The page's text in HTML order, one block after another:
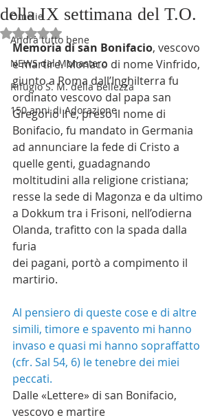
Omelie
Andrà tutto bene
NEWS dal Monastero
Rifugio S. M. della Bellezza
150 anni di Adorazione
della IX settimana del T.O.
Valutazione NaN stelle su 5.
Memoria di san Bonifacio, vescovo
e martire. Monaco di nome Vinfrido,
giunto a Roma dall’Inghilterra fu
ordinato vescovo dal papa san
Gregorio II e, preso il nome di
Bonifacio, fu mandato in Germania
ad annunciare la fede di Cristo a
quelle genti, guadagnando
moltitudini alla religione cristiana;
resse la sede di Magonza e da ultimo
a Dokkum tra i Frisoni, nell’odierna
Olanda, trafitto con la spada dalla
furia
dei pagani, portò a compimento il
martirio.
Al pensiero di queste cose e di altre
simili, timore e spavento mi hanno
invaso e quasi mi hanno sopraffatto
(cfr. Sal 54, 6) le tenebre dei miei
peccati.
Dalle «Lettere» di san Bonifacio,
vescovo e martire